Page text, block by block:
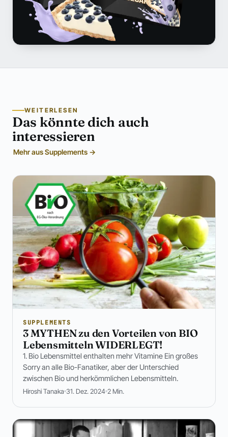
WEITERLESEN
Das könnte dich auch
interessieren
Mehr aus Supplements →
SUPPLEMENTS
3 MYTHEN zu den Vorteilen von BIO
Lebensmitteln WIDERLEGT!
1. Bio Lebensmittel enthalten mehr Vitamine Ein großes
Sorry an alle Bio-Fanatiker, aber der Unterschied
zwischen Bio und herkömmlichen Lebensmitteln.
Hiroshi Tanaka 31. Dez. 2024 2 Min.